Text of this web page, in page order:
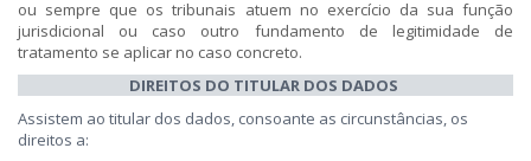
ou sempre que os tribunais atuem no exercício da sua função
jurisdicional ou caso outro fundamento de legitimidade de
tratamento se aplicar no caso concreto.
DIREITOS DO TITULAR DOS DADOS
​Assistem ao titular dos dados, consoante as circunstâncias, os
direitos a: